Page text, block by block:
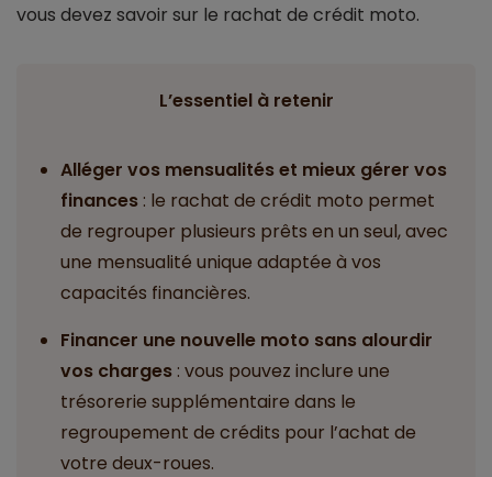
vous devez savoir sur le rachat de crédit moto.
L’essentiel à retenir
Alléger vos mensualités et mieux gérer vos
finances : le rachat de crédit moto permet
de regrouper plusieurs prêts en un seul, avec
une mensualité unique adaptée à vos
capacités financières.
Financer une nouvelle moto sans alourdir
vos charges : vous pouvez inclure une
trésorerie supplémentaire dans le
regroupement de crédits pour l’achat de
votre deux-roues.